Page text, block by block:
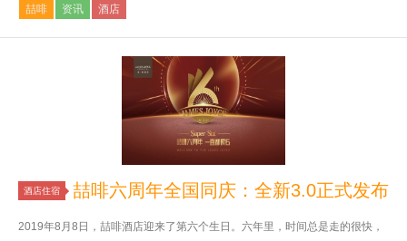
喆啡 资讯 酒店
酒店住宿 喆啡六周年全国同庆：全新3.0正式发布
2019年8月8日，喆啡酒店迎来了第六个生日。六年里，时间总是走的很快，